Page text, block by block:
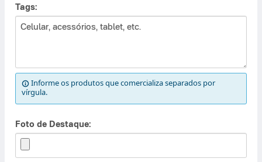
Tags:
Informe os produtos que comercializa separados por
vírgula.
Foto de Destaque: